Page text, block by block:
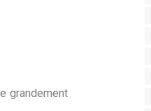
grandement